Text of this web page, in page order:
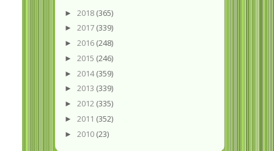
► 2018 (365)
► 2017 (339)
► 2016 (248)
► 2015 (246)
► 2014(359)
► 2013 (339)
► 2012 (335)
► 2011 (352)
► 2010 (23)